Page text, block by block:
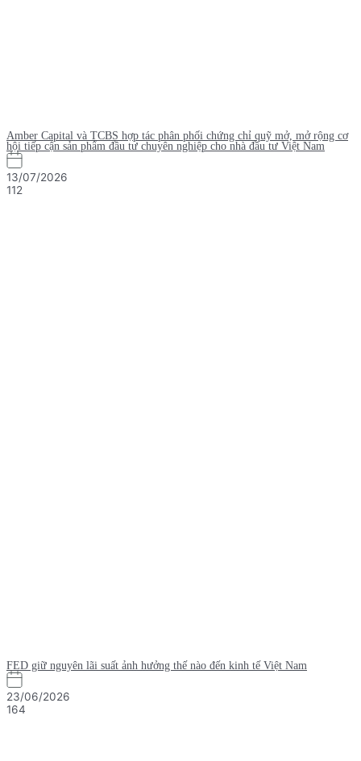
Amber Capital và TCBS hợp tác phân phối chứng chỉ quỹ mở, mở rộng cơ
hội tiếp cận sản phẩm đầu tư chuyên nghiệp cho nhà đầu tư Việt Nam
13/07/2026
112
FED giữ nguyên lãi suất ảnh hưởng thế nào đến kinh tế Việt Nam
23/06/2026
164